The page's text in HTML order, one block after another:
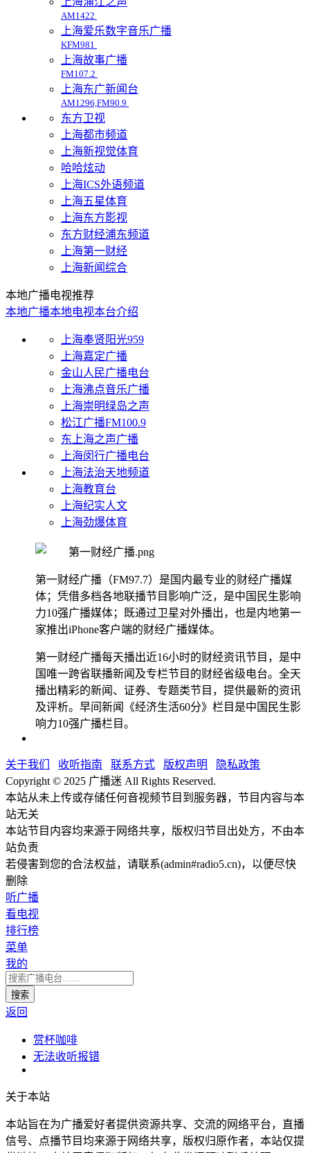
AM1422
上海爱乐数字音乐广播
KFM981
上海故事广播
FM107.2
上海东广新闻台
AM1296,FM90.9
东方卫视
上海都市频道
上海新视觉体育
哈哈炫动
上海ICS外语频道
上海五星体育
上海东方影视
东方财经浦东频道
上海第一财经
上海新闻综合
本地广播电视推荐
本地广播本地电视本台介绍
上海奉贤阳光959
上海嘉定广播
金山人民广播电台
上海沸点音乐广播
上海崇明绿岛之声
松江广播FM100.9
东上海之声广播
上海闵行广播电台
上海法治天地频道
上海教育台
上海纪实人文
上海劲爆体育
第一财经广播（FM97.7）是国内最专业的财经广播媒
体；凭借多档各地联播节目影响广泛，是中国民生影响
力10强广播媒体；既通过卫星对外播出，也是内地第一
家推出iPhone客户端的财经广播媒体。
第一财经广播每天播出近16小时的财经资讯节目，是中
国唯一跨省联播新闻及专栏节目的财经省级电台。全天
播出精彩的新闻、证券、专题类节目，提供最新的资讯
及评析。早间新闻《经济生活60分》栏目是中国民生影
响力10强广播栏目。
关于我们 收听指南 联系方式 版权声明
隐私政策
Copyright © 2025 广播迷 All Rights Reserved.
本站从未上传或存储任何音视频节目到服务器，节目内容与本
站无关
本站节目内容均来源于网络共享，版权归节目出处方，不由本
站负责
若侵害到您的合法权益，请联系(admin#radio5.cn)，以便尽快
删除
听广播
看电视
排行榜
菜单
我的
返回
赏杯咖啡
无法收听报错
关于本站
本站旨在为广播爱好者提供资源共享、交流的网络平台，直播
信号、点播节目均来源于网络共享，版权归原作者，本站仅提